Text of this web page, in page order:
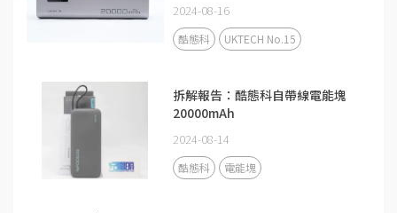
2024-08-16
酷態科 UKTECH No.15
拆解報告：酷態科自帶線電能塊
20000mAh
2024-08-14
酷態科 電能塊